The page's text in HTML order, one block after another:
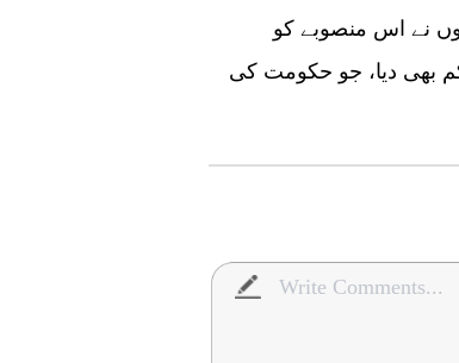
انہوں نے اس منصوبے کو
بھی دیا، جو حکومت کی